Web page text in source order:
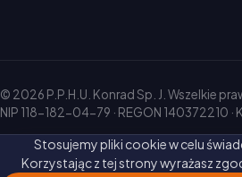
Stosujemy pliki cookie w celu
Korzystając z tej strony wyrażasz
© 2026 P.P.H.U. Konrad Sp. J. Wszelkie
NIP 118-182-04-79 · REGON 140372210